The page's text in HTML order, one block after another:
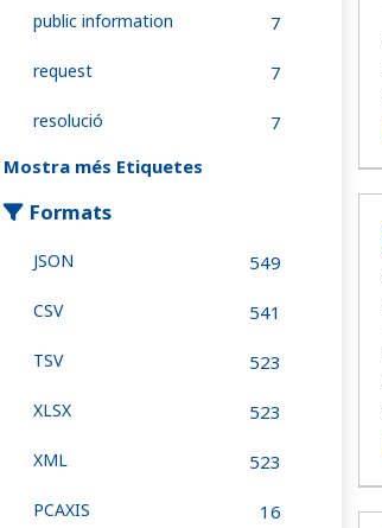
public information 7
request 7
resolució
7
Mostra més Etiquetes
Formats
JSON 549
CSV 541
TSV 523
XLSX 523
XML 523
PCAXIS 16